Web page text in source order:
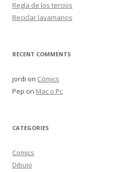
Regla de los tercios
Reciclar lavamanos
RECENT COMMENTS
jordi on Cómics
Pep on Mac o Pc
CATEGORIES
Comics
Dibujo